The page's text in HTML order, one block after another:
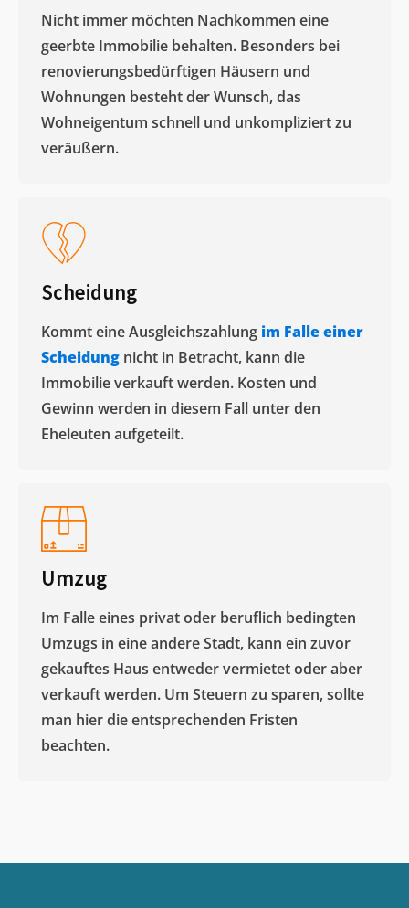
Nicht immer möchten Nachkommen eine
geerbte Immobilie behalten. Besonders bei
renovierungsbedürftigen Häusern und
Wohnungen besteht der Wunsch, das
Wohneigentum schnell und unkompliziert zu
veräußern. ​
Scheidung
Kommt eine Ausgleichszahlung im Falle einer
Scheidung nicht in Betracht, kann die
Immobilie verkauft werden. Kosten und
Gewinn werden in diesem Fall unter den
Eheleuten aufgeteilt.​
Umzug
Im Falle eines privat oder beruflich bedingten
Umzugs in eine andere Stadt, kann ein zuvor
gekauftes Haus entweder vermietet oder aber
verkauft werden. Um Steuern zu sparen, sollte
man hier die entsprechenden Fristen
beachten.